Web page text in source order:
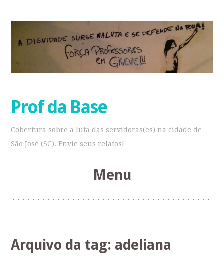
Prof da Base
Cobertura sobre a luta das servidoras(es) na cidade de
São José (SC). Envie seus relatos!
Menu
conteúdo
Arquivo da tag: adeliana